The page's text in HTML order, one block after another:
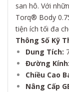
san hô. Với
Torq® Body
tiện ích tối đa
Thông Số Kỹ
Dung Tích:
Đường Kính:
Chiều Cao
Nâng Cấp